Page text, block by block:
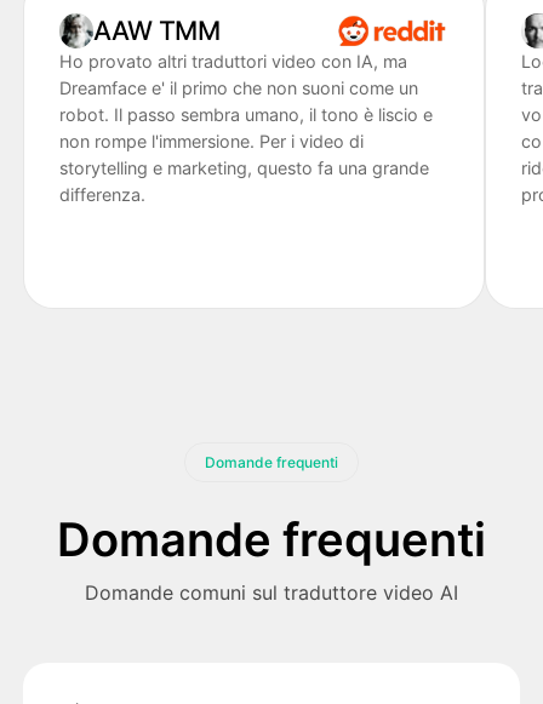
AAW TMM
Ho provato altri traduttori video con IA, ma
Dreamface e' il primo che non suoni come un
robot. Il passo sembra umano, il tono è liscio e
non rompe l'immersione. Per i video di
storytelling e marketing, questo fa una grande
differenza.
Domande frequenti
Domande frequenti
Domande comuni sul traduttore video AI